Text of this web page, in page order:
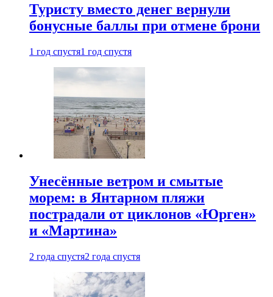
Туристу вместо денег вернули
бонусные баллы при отмене брони
1 год спустя1 год спустя
Унесённые ветром и смытые
морем: в Янтарном пляжи
пострадали от циклонов «Юрген»
и «Мартина»
2 года спустя2 года спустя